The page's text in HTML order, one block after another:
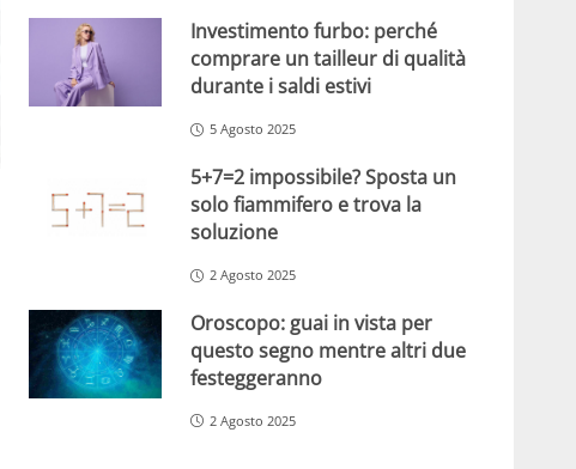
Investimento furbo: perché
comprare un tailleur di qualità
durante i saldi estivi
5 Agosto 2025
5+7=2 impossibile? Sposta un
solo fiammifero e trova la
soluzione
2 Agosto 2025
Oroscopo: guai in vista per
questo segno mentre altri due
festeggeranno
2 Agosto 2025